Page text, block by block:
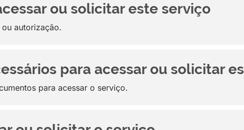
ou solicitar este serviço
ou autorização.
para acessar ou solicitar
para acessar o serviço.